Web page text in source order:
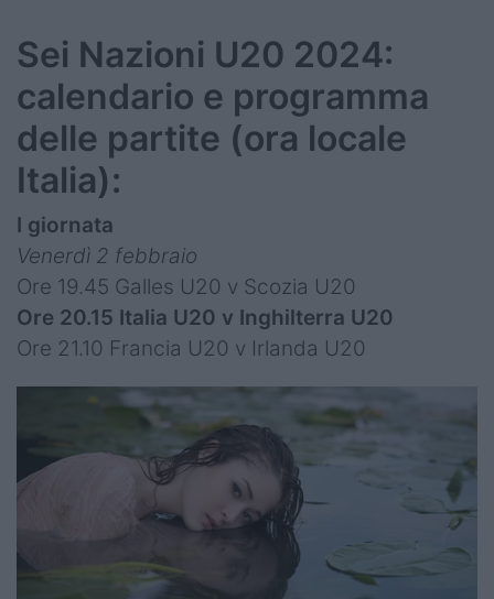
Sei Nazioni U20 2024:
calendario e programma
delle partite (ora locale
Italia):
I giornata
Venerdì 2 febbraio
Ore 19.45 Galles U20 v Scozia U20
Ore 20.15 Italia U20 v Inghilterra U20
Ore 21.10 Francia U20 v Irlanda U20